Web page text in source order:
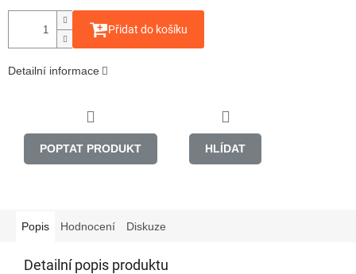
Přidat do košíku
Detailní informace
POPTAT PRODUKT HLÍDAT
Popis Hodnocení Diskuze
Detailní popis produktu